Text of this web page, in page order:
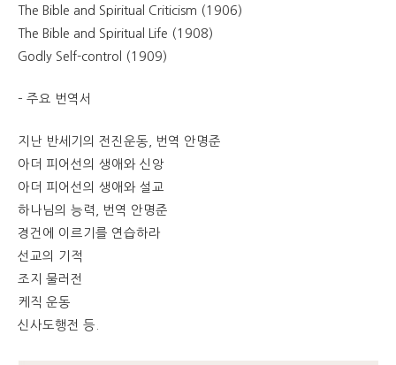
The Bible and Spiritual Criticism (1906)
The Bible and Spiritual Life (1908)
Godly Self-control (1909)
– 주요 번역서
지난 반세기의 전진운동, 번역 안명준
아더 피어선의 생애와 신앙
아더 피어선의 생애와 설교
하나님의 능력, 번역 안명준
경건에 이르기를 연습하라
선교의 기적
조지 물러전
케직 운동
신사도행전 등.